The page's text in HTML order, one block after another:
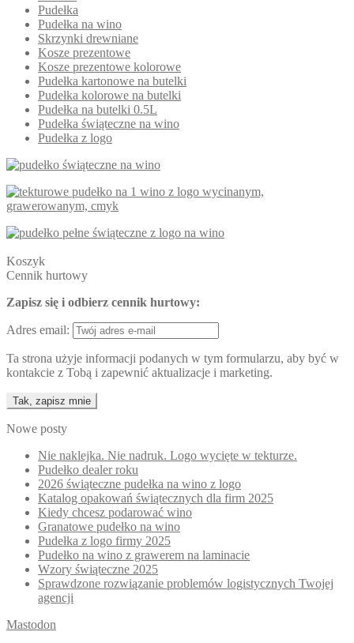
Pudełka
Pudełka na wino
Skrzynki drewniane
Kosze prezentowe
Kosze prezentowe kolorowe
Pudełka kartonowe na butelki
Pudełka kolorowe na butelki
Pudełka na butelki 0.5L
Pudełka świąteczne na wino
Pudełka z logo
Koszyk
Cennik hurtowy
Zapisz się i odbierz cennik hurtowy:
Adres email:
Ta strona użyje informacji podanych w tym formularzu, aby być w
kontakcie z Tobą i zapewnić aktualizacje i marketing.
Nowe posty
Nie naklejka. Nie nadruk. Logo wycięte w tekturze.
Pudełko dealer roku
2026 świąteczne pudełka na wino z logo
Katalog opakowań świątecznych dla firm 2025
Kiedy chcesz podarować wino
Granatowe pudełko na wino
Pudełka z logo firmy 2025
Pudełko na wino z grawerem na laminacie
Wzory świąteczne 2025
Sprawdzone rozwiązanie problemów logistycznych Twojej
agencji
Mastodon